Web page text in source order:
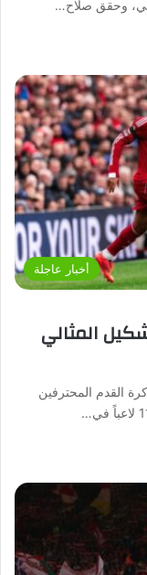
وحقق صلاح…
أخبار عاجلة
المثالي
القدم المحترفين